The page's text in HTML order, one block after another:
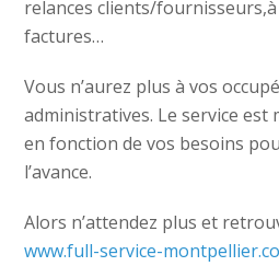
relances clients/
factures…
Vous n’aurez plus à vos
administratives. Le service est
en fonction de vos besoins
l’avance.
Alors n’attendez plus et
www.full-service-